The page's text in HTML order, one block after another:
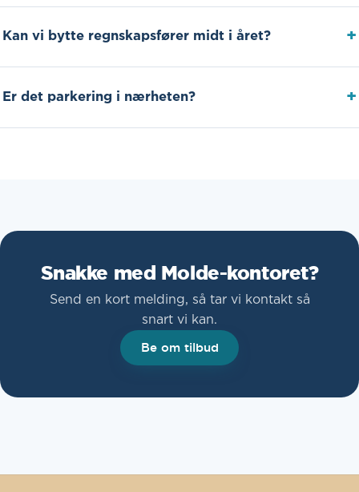
Kan vi bytte regnskapsfører midt i året?
Er det parkering i nærheten?
Snakke med Molde-kontoret?
Send en kort melding, så tar vi kontakt så
snart vi kan.
Be om tilbud